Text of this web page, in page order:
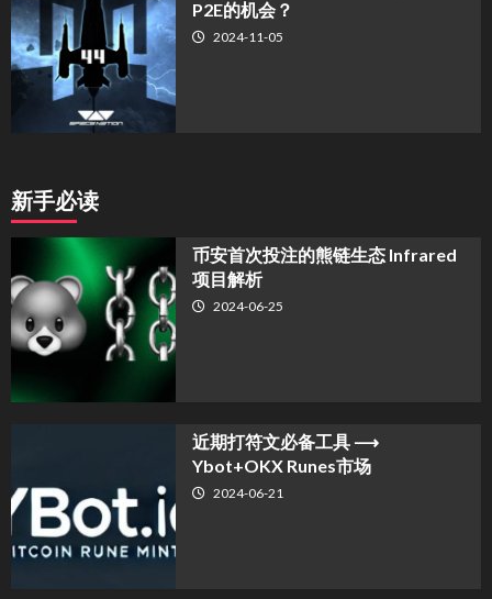
P2E的机会？
2024-11-05
新手必读
币安首次投注的熊链生态 Infrared
项目解析
2024-06-25
近期打符文必备工具 ⟶
Ybot+OKX Runes市场
2024-06-21